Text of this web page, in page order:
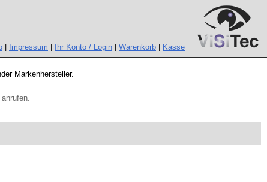
Impressum Ihr Konto / Login Warenkorb Kasse
Markenhersteller.